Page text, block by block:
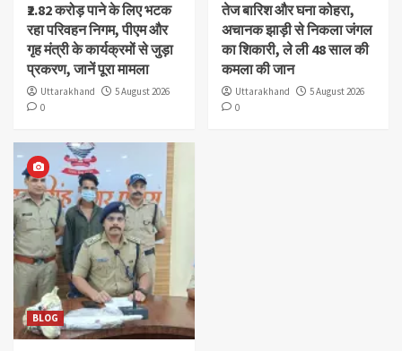
₹2.82 करोड़ पाने के लिए भटक
रहा परिवहन निगम, पीएम और
गृह मंत्री के कार्यक्रमों से जुड़ा
प्रकरण, जानें पूरा मामला
Uttarakhand
5 August 2026
0
तेज बारिश और घना कोहरा,
अचानक झाड़ी से निकला जंगल
का शिकारी, ले ली 48 साल की
कमला की जान
Uttarakhand
5 August 2026
0
BLOG